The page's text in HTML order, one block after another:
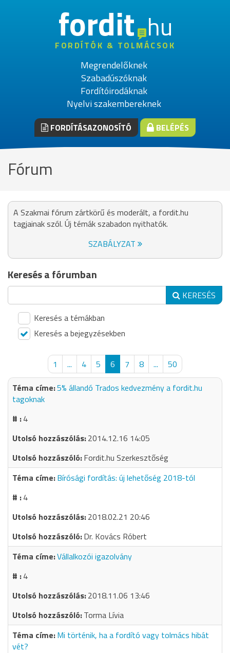
fordithu
FORDÍTÓK & TOLMÁCSOK
Megrendelőknek
Szabadúszóknak
Fordítóirodáknak
Nyelvi szakembereknek
FORDÍTÁSAZONOSÍTÓ BELÉPÉS
Fórum
A Szakmai fórum zártkörű és moderált, a fordit.hu
tagjainak szól. Új témák szabadon nyithatók.
SZABÁLYZAT
Keresés a fórumban
KERESÉS
Keresés a témákban
Keresés a bejegyzésekben
1 ... 4 5 6 7 8 ...
50
5% állandó Trados kedvezmény a fordit.hu
tagoknak
4
2014.12.16 14:05
Fordit.hu Szerkesztőség
Bírósági fordítás: új lehetőség 2018-tól
4
2018.02.21 20:46
Dr. Kovács Róbert
Vállalkozói igazolvány
4
2018.11.06 13:46
Torma Lívia
Mi történik, ha a fordító vagy tolmács hibát
vét?